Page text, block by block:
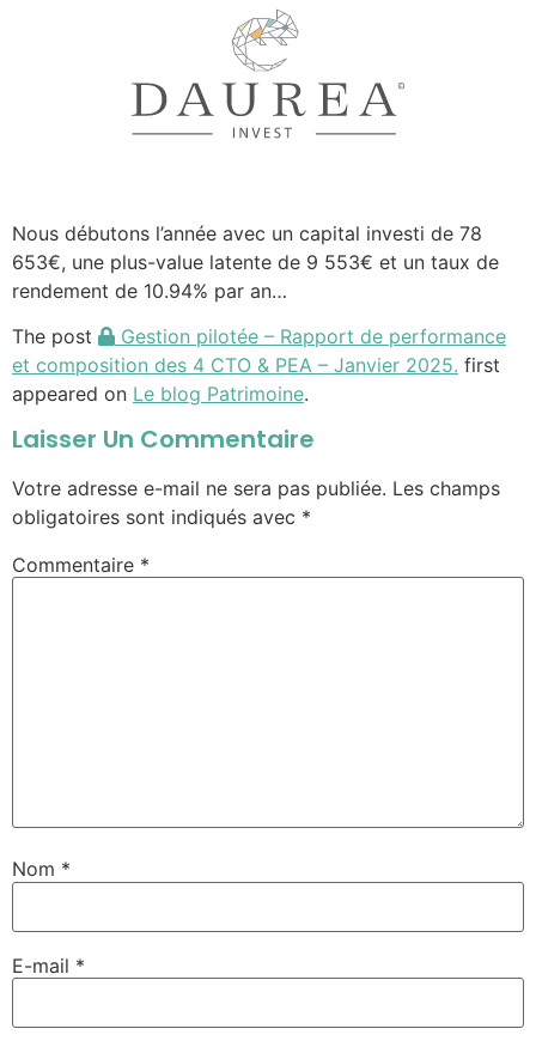
Nous débutons l’année avec un capital investi de 78
653€, une plus-value latente de 9 553€ et un taux de
rendement de 10.94% par an…
The post
Gestion pilotée – Rapport de performance
et composition des 4 CTO & PEA – Janvier 2025. first
appeared on Le blog Patrimoine.
Laisser Un Commentaire
Votre adresse e-mail ne sera pas publiée. Les champs
obligatoires sont indiqués avec *
Commentaire *
Nom *
E-mail *